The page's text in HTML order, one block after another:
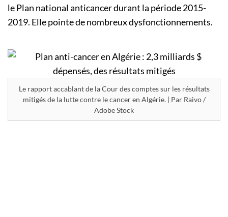
le Plan national anticancer durant la période 2015-
2019. Elle pointe de nombreux dysfonctionnements.
Le rapport accablant de la Cour des comptes sur les résultats
mitigés de la lutte contre le cancer en Algérie. | Par Raivo /
Adobe Stock